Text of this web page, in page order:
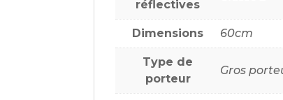
réflectives
Dimensions 60cm
Type de
porteur
Gros